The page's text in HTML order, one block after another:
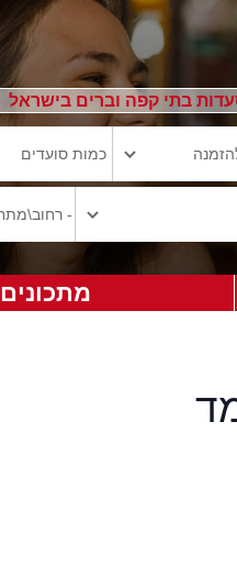
בתי קפה וברים בישראל
מתכונים